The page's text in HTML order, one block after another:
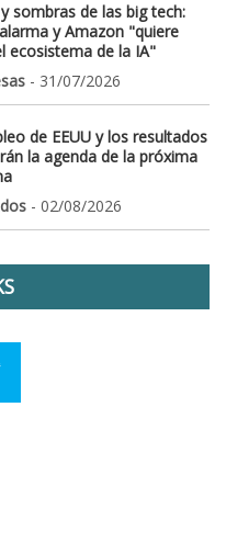
sombras de las big tech:
y Amazon "quiere
ecosistema de la IA"
- 31/07/2026
de EEUU y los resultados
la agenda de la próxima
- 02/08/2026